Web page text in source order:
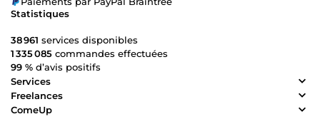
Statistiques
38 961 services disponibles
1 335 085 commandes effectuées
99 % d’avis positifs
Services
Freelances
ComeUp